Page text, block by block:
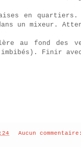
en
un mixeur.
au fond des
Finir avec
Aucun